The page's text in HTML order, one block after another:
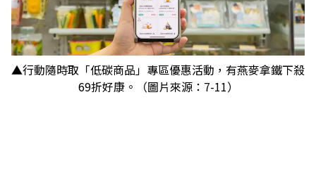
▲行動隨時取「低碳商品」專區優惠活動，有燕麥拿鐵下殺
69折好康。（圖片來源：7-11）